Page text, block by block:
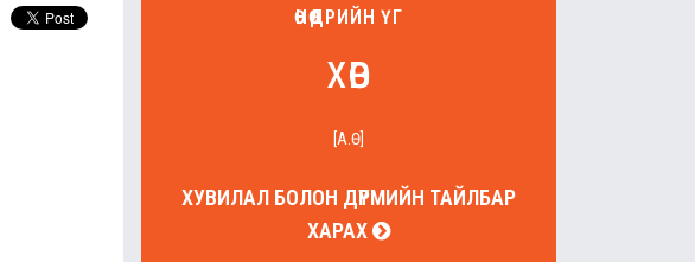
ӨНӨӨДРИЙН ҮГ
хөв
[А.Ө]
ХУВИЛАЛ БОЛОН ДҮРМИЙН ТАЙЛБАР
ХАРАХ